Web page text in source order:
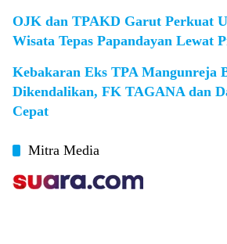
OJK dan TPAKD Garut Perkuat
Wisata Tepas Papandayan Lewat
Kebakaran Eks TPA Mangunreja
Dikendalikan, FK TAGANA dan
Cepat
Mitra Media